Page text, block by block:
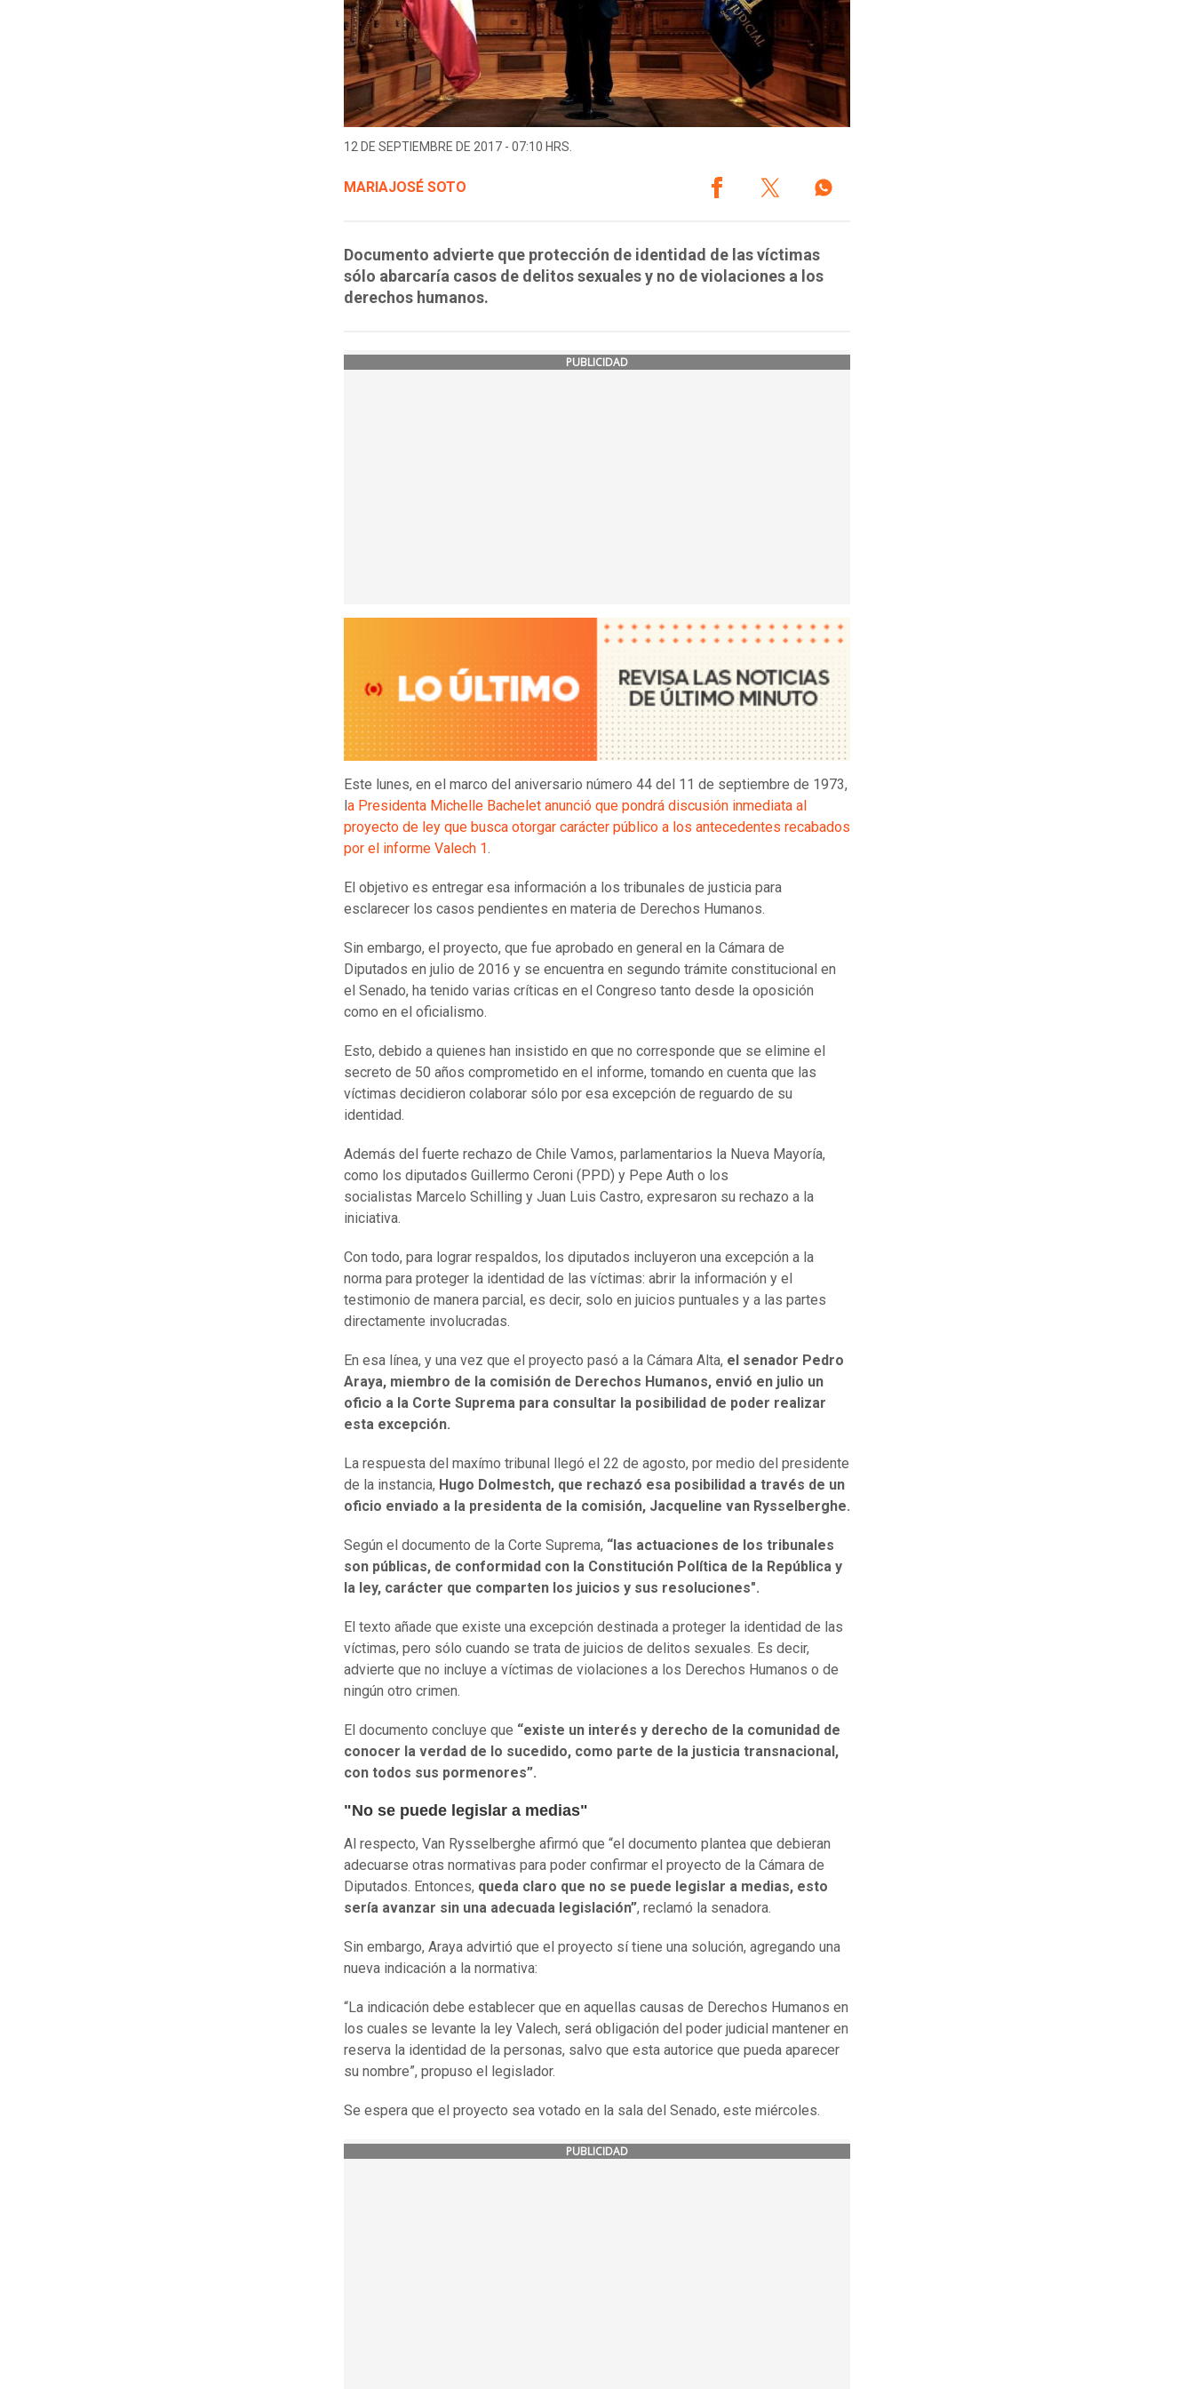
12 DE SEPTIEMBRE DE 2017 - 07:10 HRS.
MARIAJOSÉ SOTO
Documento advierte que protección de identidad de las víctimas
sólo abarcaría casos de delitos sexuales y no de violaciones a los
derechos humanos.
PUBLICIDAD
Este lunes, en el marco del aniversario número 44 del 11 de septiembre de 1973,
a Presidenta Michelle Bachelet anunció que pondrá discusión inmediata al
proyecto de ley que busca otorgar carácter público a los antecedentes recabados
por el informe Valech 1.
El objetivo es entregar esa información a los tribunales de justicia para
esclarecer los casos pendientes en materia de Derechos Humanos.
Sin embargo, el proyecto, que fue aprobado en general en la Cámara de
Diputados en julio de 2016 y se encuentra en segundo trámite constitucional en
el Senado, ha tenido varias críticas en el Congreso tanto desde la oposición
como en el oficialismo.
Esto, debido a quienes han insistido en que no corresponde que se elimine el
secreto de 50 años comprometido en el informe, tomando en cuenta que las
víctimas decidieron colaborar sólo por esa excepción de reguardo de su
identidad.
Además del fuerte rechazo de Chile Vamos, parlamentarios la Nueva Mayoría,
como los diputados Guillermo Ceroni (PPD) y Pepe Auth o los
socialistas Marcelo Schilling y Juan Luis Castro, expresaron su rechazo a la
iniciativa.
Con todo, para lograr respaldos, los diputados incluyeron una excepción a la
norma para proteger la identidad de las víctimas: abrir la información y el
testimonio de manera parcial, es decir, solo en juicios puntuales y a las partes
directamente involucradas.
En esa línea, y una vez que el proyecto pasó a la Cámara Alta, el senador Pedro
Araya, miembro de la comisión de Derechos Humanos, envió en julio un
oficio a la Corte Suprema para consultar la posibilidad de poder realizar
esta excepción.
La respuesta del maxímo tribunal llegó el 22 de agosto, por medio del presidente
de la instancia, Hugo Dolmestch, que rechazó esa posibilidad a través de un
oficio enviado a la presidenta de la comisión, Jacqueline van Rysselberghe.
Según el documento de la Corte Suprema, “las actuaciones de los tribunales
son públicas, de conformidad con la Constitución Política de la República y
la ley, carácter que comparten los juicios y sus resoluciones".
El texto añade que existe una excepción destinada a proteger la identidad de las
víctimas, pero sólo cuando se trata de juicios de delitos sexuales. Es decir,
advierte que no incluye a víctimas de violaciones a los Derechos Humanos o de
ningún otro crimen.
El documento concluye que “existe un interés y derecho de la comunidad de
conocer la verdad de lo sucedido, como parte de la justicia transnacional,
con todos sus pormenores”.
"No se puede legislar a medias"
Al respecto, Van Rysselberghe afirmó que “el documento plantea que debieran
adecuarse otras normativas para poder confirmar el proyecto de la Cámara de
Diputados. Entonces, queda claro que no se puede legislar a medias, esto
sería avanzar sin una adecuada legislación”, reclamó la senadora.
Sin embargo, Araya advirtió que el proyecto sí tiene una solución, agregando una
nueva indicación a la normativa:
“La indicación debe establecer que en aquellas causas de Derechos Humanos en
los cuales se levante la ley Valech, será obligación del poder judicial mantener en
reserva la identidad de la personas, salvo que esta autorice que pueda aparecer
su nombre”, propuso el legislador.
Se espera que el proyecto sea votado en la sala del Senado, este miércoles.
PUBLICIDAD